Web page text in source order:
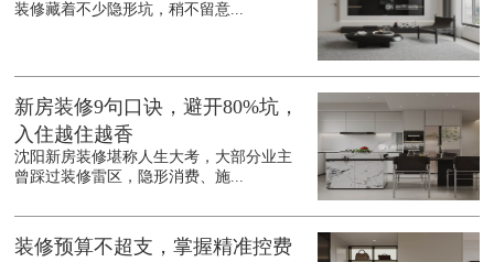
装修藏着不少隐形坑，稍不留意...
新房装修9句口诀，避开80%坑，
入住越住越香
沈阳新房装修堪称人生大考，大部分业主
曾踩过装修雷区，隐形消费、施...
装修预算不超支，掌握精准控费